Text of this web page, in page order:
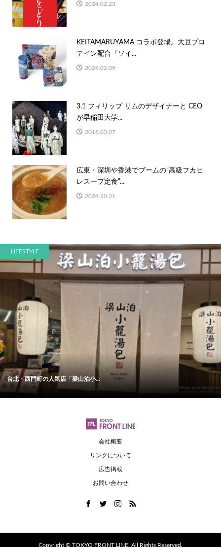
2024.02.23
KEITAMARUYAMA コラボ登場。大豆プロ
テイン配合『ソイ...
2026.02.09
3.1 フィリップ リムのデザイナーと CEO
が早稲田大学...
2016.03.07
広東・深圳や香港でブームの“高級フカヒ
レスープ定食”...
2024.10.31
LIFESTYLE
台北・西門町の人気店「梁山泊小...
会社概要
リンクについて
広告掲載
お問い合わせ
Copyright © TOKYO FRONT LINE. All Rights Reserved.